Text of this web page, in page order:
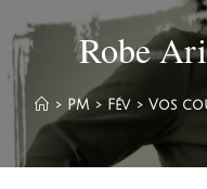
Robe
> PM > Fév > Vos